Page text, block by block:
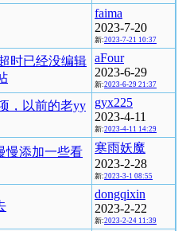
faima
2023-7-20
新:2023-7-21 10:37
时已经没编辑 aFour
2023-6-29
新:2023-6-29 21:37
，以前的老yy
gyx225
2023-4-11
新:2023-4-11 14:29
慢添加一些看
寒雨妖魔
2023-2-28
新:2023-3-1 08:55
dongqixin
2023-2-22
新:2023-2-24 11:39